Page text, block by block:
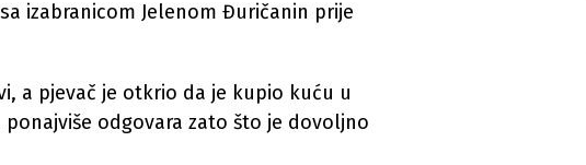
izabranicom Jelenom Đuričanin prije
a pjevač je otkrio da je kupio kuću u
odgovara zato što je dovoljno